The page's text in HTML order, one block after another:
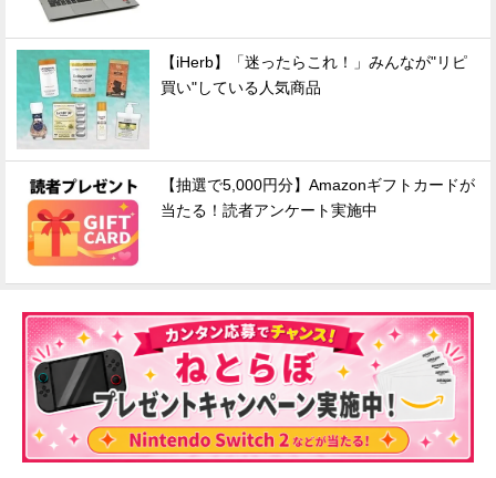
【iHerb】「迷ったらこれ！」みんなが"リピ
買い"している人気商品
【抽選で5,000円分】Amazonギフトカードが
当たる！読者アンケート実施中